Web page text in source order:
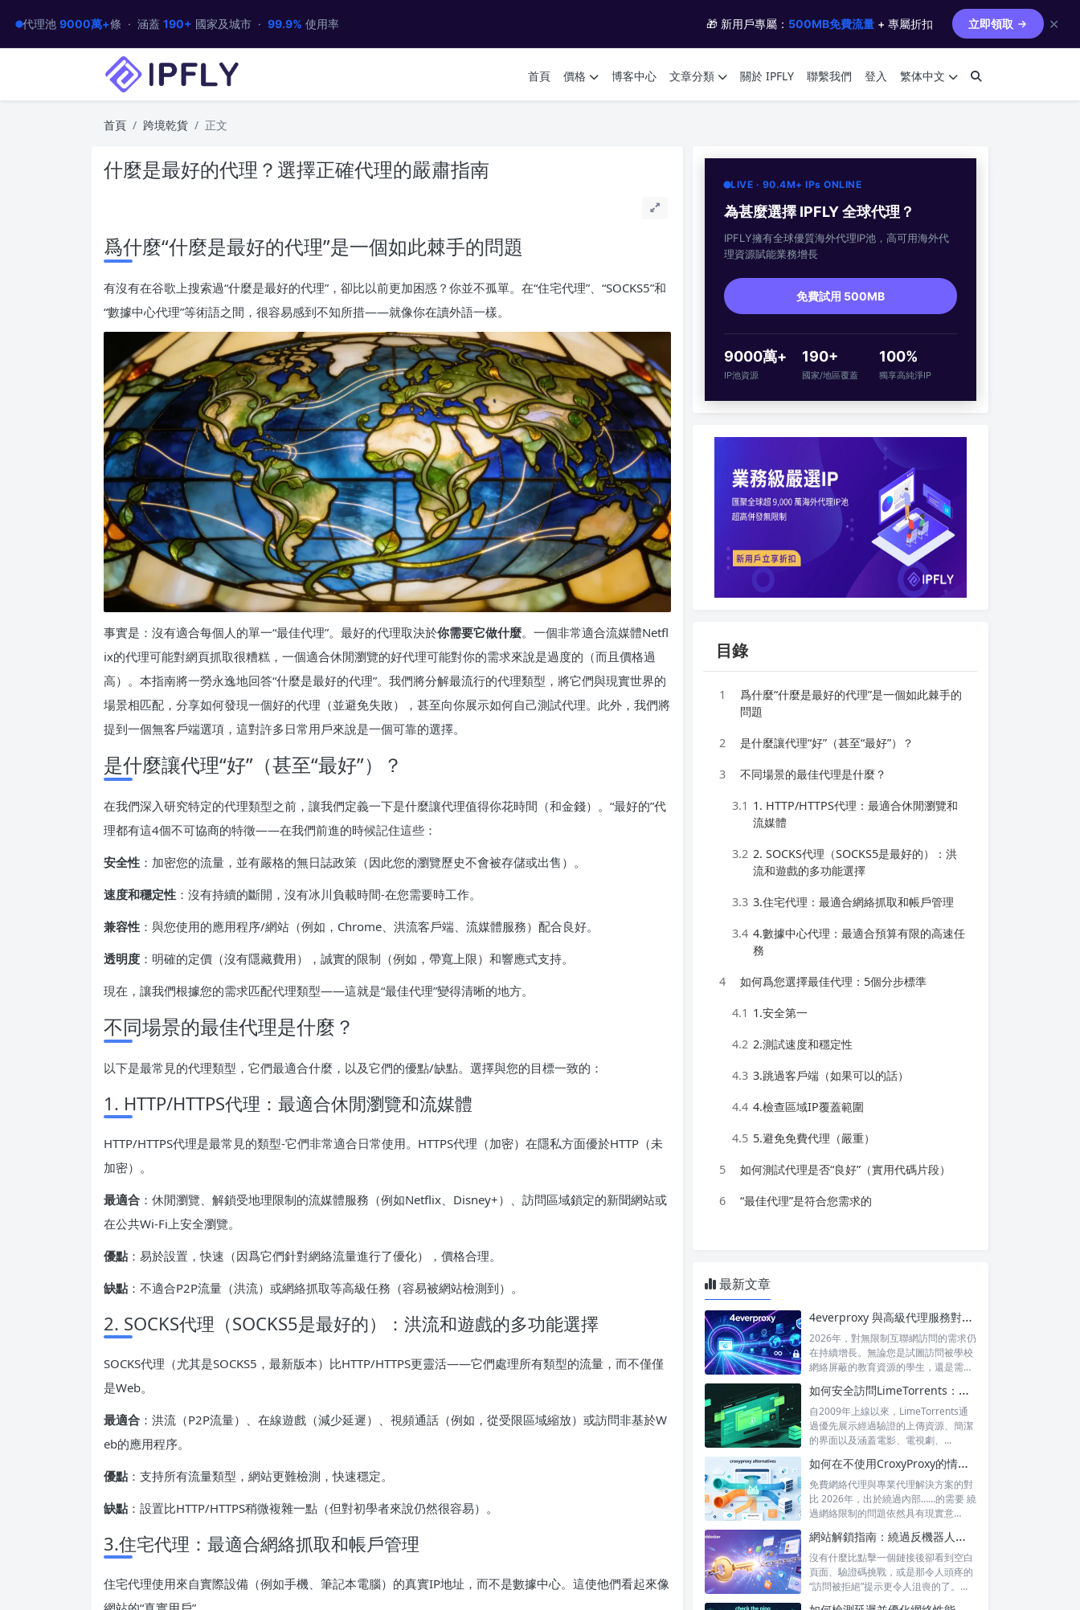
代理池 9000萬+條 · 涵蓋 190+ 國家及城市 · 99.9% 使用率 🎁 新用戶專屬： 500MB免費流量 + 專屬折扣 立即領取 ✕
首頁 價格 博客中心 文章分類 關於 IPFLY 聯繫我們 登入 繁体中文
首頁 跨境乾貨 正文
什麼是最好的代理？選擇正確代理的嚴肅指南
爲什麼“什麼是最好的代理”是一個如此棘手的問題
有沒有在谷歌上搜索過“什麼是最好的代理”，卻比以前更加困惑？你並不孤單。在“住宅代理”、“SOCKS5”和
“數據中心代理”等術語之間，很容易感到不知所措——就像你在讀外語一樣。
事實是：沒有適合每個人的單一“最佳代理”。最好的代理取決於你需要它做什麼。一個非常適合流媒體Netfl
ix的代理可能對網頁抓取很糟糕，一個適合休閒瀏覽的好代理可能對你的需求來說是過度的（而且價格過
高）。本指南將一勞永逸地回答“什麼是最好的代理”。我們將分解最流行的代理類型，將它們與現實世界的
場景相匹配，分享如何發現一個好的代理（並避免失敗），甚至向你展示如何自己測試代理。此外，我們將
提到一個無客戶端選項，這對許多日常用戶來說是一個可靠的選擇。
是什麼讓代理“好”（甚至“最好”）？
在我們深入研究特定的代理類型之前，讓我們定義一下是什麼讓代理值得你花時間（和金錢）。“最好的”代
理都有這4個不可協商的特徵——在我們前進的時候記住這些：
安全性 ：加密您的流量，並有嚴格的無日誌政策（因此您的瀏覽歷史不會被存儲或出售）。
速度和穩定性 ：沒有持續的斷開，沒有冰川負載時間-在您需要時工作。
兼容性 ：與您使用的應用程序/網站（例如，Chrome、洪流客戶端、流媒體服務）配合良好。
透明度 ：明確的定價（沒有隱藏費用），誠實的限制（例如，帶寬上限）和響應式支持。
現在，讓我們根據您的需求匹配代理類型——這就是“最佳代理”變得清晰的地方。
不同場景的最佳代理是什麼？
以下是最常見的代理類型，它們最適合什麼，以及它們的優點/缺點。選擇與您的目標一致的：
1. HTTP/HTTPS代理：最適合休閒瀏覽和流媒體
HTTP/HTTPS代理是最常見的類型-它們非常適合日常使用。HTTPS代理（加密）在隱私方面優於HTTP（未
加密）。
最適合 ：休閒瀏覽、解鎖受地理限制的流媒體服務（例如Netflix、Disney+）、訪問區域鎖定的新聞網站或
在公共Wi-Fi上安全瀏覽。
優點 ：易於設置，快速（因爲它們針對網絡流量進行了優化），價格合理。
缺點 ：不適合P2P流量（洪流）或網絡抓取等高級任務（容易被網站檢測到）。
2. SOCKS代理（SOCKS5是最好的）：洪流和遊戲的多功能選擇
SOCKS代理（尤其是SOCKS5，最新版本）比HTTP/HTTPS更靈活——它們處理所有類型的流量，而不僅僅
是Web。
最適合 ：洪流（P2P流量）、在線遊戲（減少延遲）、視頻通話（例如，從受限區域縮放）或訪問非基於W
eb的應用程序。
優點 ：支持所有流量類型，網站更難檢測，快速穩定。
缺點 ：設置比HTTP/HTTPS稍微複雜一點（但對初學者來說仍然很容易）。
3.住宅代理：最適合網絡抓取和帳戶管理
住宅代理使用來自實際設備（例如手機、筆記本電腦）的真實IP地址，而不是數據中心。這使他們看起來像
LIVE · 90.4M+ IPs ONLINE
為甚麼選擇 IPFLY 全球代理？
IPFLY擁有全球優質海外代理IP池，高可用海外代
理資源賦能業務增長
免費試用 500MB
9000萬+
IP池資源
190+
國家/地區覆蓋
100%
獨享高純淨IP
目錄
1
爲什麼“什麼是最好的代理”是一個如此棘手的
問題
2 是什麼讓代理“好”（甚至“最好”）？
3 不同場景的最佳代理是什麼？
3.1 1. HTTP/HTTPS代理：最適合休閒瀏覽和
流媒體
3.2 2. SOCKS代理（SOCKS5是最好的）：洪
流和遊戲的多功能選擇
3.3 3.住宅代理：最適合網絡抓取和帳戶管理
3.4 4.數據中心代理：最適合預算有限的高速任
務
4 如何爲您選擇最佳代理：5個分步標準
4.1 1.安全第一
4.2 2.測試速度和穩定性
4.3 3.跳過客戶端（如果可以的話）
4.4 4.檢查區域IP覆蓋範圍
4.5 5.避免免費代理（嚴重）
5 如何測試代理是否“良好”（實用代碼片段）
6 “最佳代理”是符合您需求的
最新文章
4everproxy 與高級代理服務對比：速度、隱私和可靠性的比較
2026年，對無限制互聯網訪問的需求仍
在持續增長。無論您是試圖訪問被學校
網絡屏蔽的教育資源的學生，還是需要
如何安全訪問LimeTorrents：使用家庭代理繞過封鎖
自2009年上線以來，LimeTorrents通
過優先展示經過驗證的上傳資源、簡潔
的界面以及涵蓋電影、電視劇、...
如何在不使用CroxyProxy的情況下解鎖網站：熱門替代方案對比
免費網絡代理與專業代理解決方案的對
比 2026年，出於繞過內部……的需要 繞
過網絡限制的問題依然具有現實意
網站解鎖指南：繞過反機器人系統並訪問被屏蔽的內容
沒有什麼比點擊一個鏈接後卻看到空白
頁面、驗證碼挑戰，或是那令人頭疼的
“訪問被拒絕”提示更令人沮喪的了。無